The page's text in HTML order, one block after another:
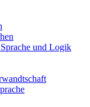
und Logik